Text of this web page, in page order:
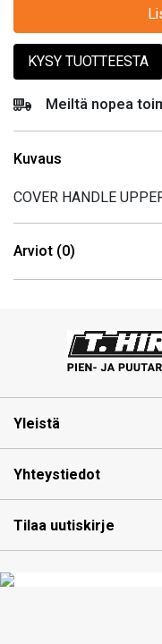
53,70
KYSY TUOTTEESTA
Meiltä nopea
Kuvaus
COVER HANDLE
Arviot (0)
Yleistä
Yhteystiedot
Tilaa uutiskirje